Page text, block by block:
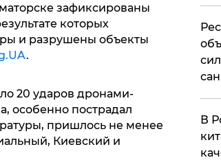
зафиксированы
которых
и разрушены объекты
.
20 ударов дронами-
особенно пострадал
пришлось не менее
Киевский и
В